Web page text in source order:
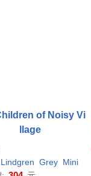
of Noisy Vi
llage
Lindgren Grey Mini